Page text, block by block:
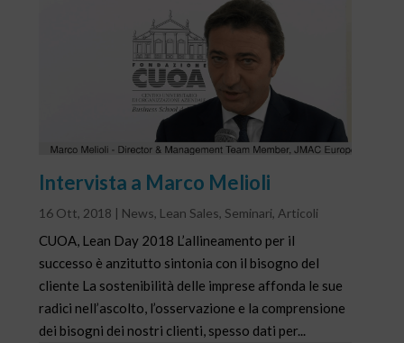
Intervista a Marco Melioli
16 Ott, 2018 | News, Lean Sales, Seminari, Articoli
CUOA, Lean Day 2018 L’allineamento per il
successo è anzitutto sintonia con il bisogno del
cliente La sostenibilità delle imprese affonda le sue
radici nell’ascolto, l’osservazione e la comprensione
dei bisogni dei nostri clienti, spesso dati per...